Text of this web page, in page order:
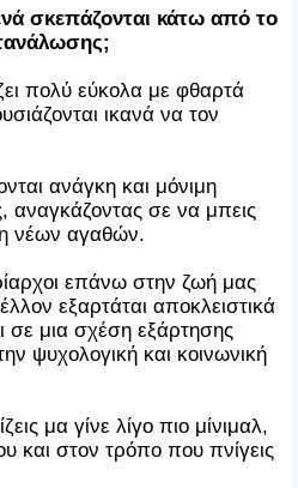
σκεπάζονται κάτω από το
πολύ εύκολα με φθαρτά
ικανά να τον
ανάγκη και μόνιμη
αναγκάζοντας σε να μπεις
νέων αγαθών.
επάνω στην ζωή μας
εξαρτάται αποκλειστικά
σε μια σχέση εξάρτησης
ψυχολογική και κοινωνική
μα γίνε λίγο πιο μίνιμαλ,
και στον τρόπο που πνίγεις